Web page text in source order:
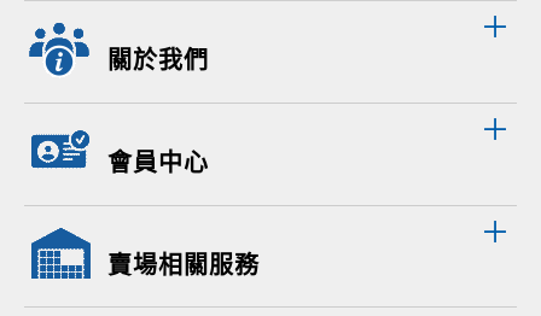
關於我們
會員中心
賣場相關服務